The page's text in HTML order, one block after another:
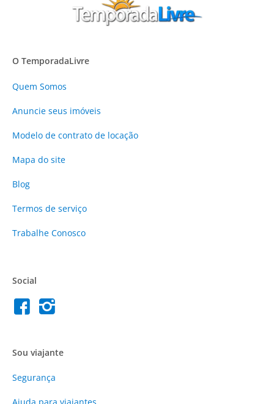
O TemporadaLivre
Quem Somos
Anuncie seus imóveis
Modelo de contrato de locação
Mapa do site
Blog
Termos de serviço
Trabalhe Conosco
Social
Sou viajante
Segurança